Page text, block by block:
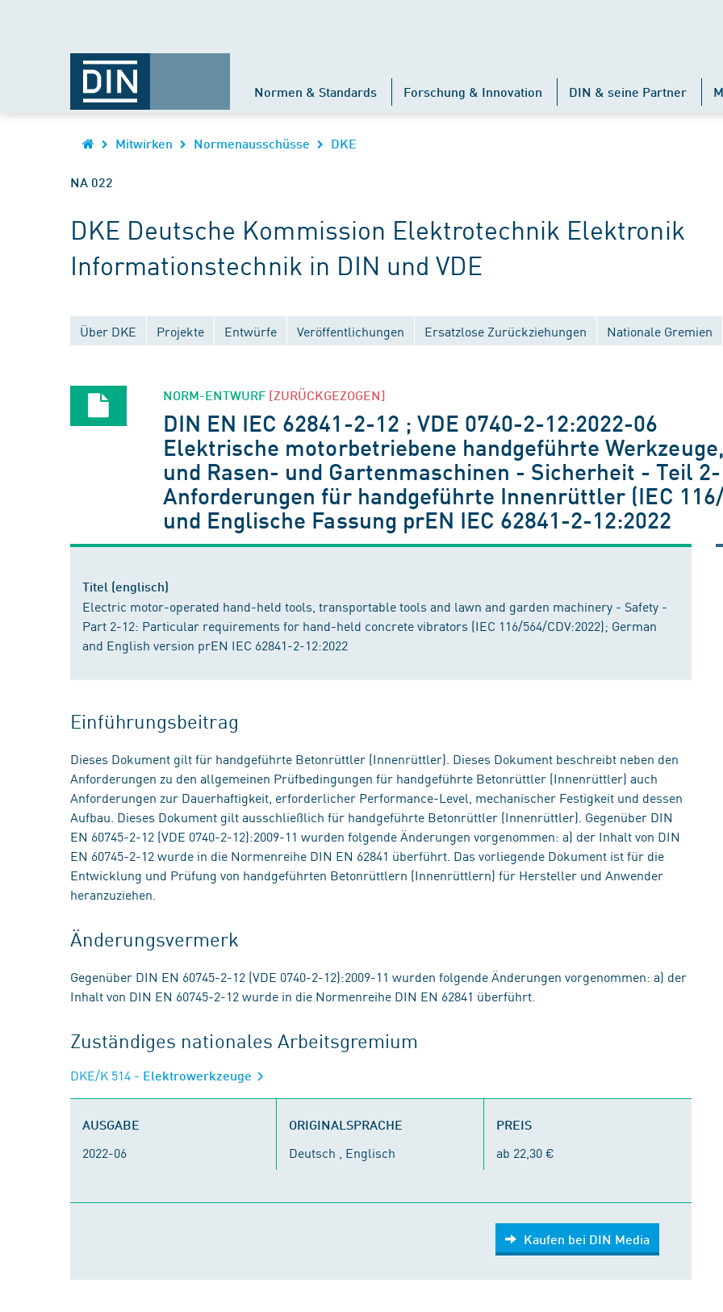
Normen & Standards Forschung & Innovation DIN & seine Partner
Mitwirken Normenausschüsse DKE
NA 022
DKE Deutsche Kommission Elektrotechnik Elektronik
Informationstechnik in DIN und VDE
Über DKE Projekte Entwürfe Veröffentlichungen Ersatzlose Zurückziehungen Nationale Gremien
NORM-ENTWURF [ZURÜCKGEZOGEN]
DIN EN IEC 62841-2-12 ; VDE 0740-2-12:2022-06
Elektrische motorbetriebene handgeführte
und Rasen- und Gartenmaschinen - Sicherheit - Teil
Anforderungen für handgeführte Innenrüttler (IEC
und Englische Fassung prEN IEC 62841-2-12:2022
Titel (englisch)
Electric motor-operated hand-held tools, transportable tools and lawn and garden machinery - Safety -
Part 2-12: Particular requirements for hand-held concrete vibrators (IEC 116/564/CDV:2022); German
and English version prEN IEC 62841-2-12:2022
Einführungsbeitrag
Dieses Dokument gilt für handgeführte Betonrüttler (Innenrüttler). Dieses Dokument beschreibt neben den
Anforderungen zu den allgemeinen Prüfbedingungen für handgeführte Betonrüttler (Innenrüttler) auch
Anforderungen zur Dauerhaftigkeit, erforderlicher Performance-Level, mechanischer Festigkeit und dessen
Aufbau. Dieses Dokument gilt ausschließlich für handgeführte Betonrüttler (Innenrüttler). Gegenüber DIN
EN 60745-2-12 (VDE 0740-2-12):2009-11 wurden folgende Änderungen vorgenommen: a) der Inhalt von DIN
EN 60745-2-12 wurde in die Normenreihe DIN EN 62841 überführt. Das vorliegende Dokument ist für die
Entwicklung und Prüfung von handgeführten Betonrüttlern (Innenrüttlern) für Hersteller und Anwender
heranzuziehen.
Änderungsvermerk
Gegenüber DIN EN 60745-2-12 (VDE 0740-2-12):2009-11 wurden folgende Änderungen vorgenommen: a) der
Inhalt von DIN EN 60745-2-12 wurde in die Normenreihe DIN EN 62841 überführt.
Zuständiges nationales Arbeitsgremium
DKE/K 514 - Elektrowerkzeuge
AUSGABE
2022-06
ORIGINALSPRACHE
Deutsch , Englisch
PREIS
ab 22,30 €
Kaufen bei DIN Media